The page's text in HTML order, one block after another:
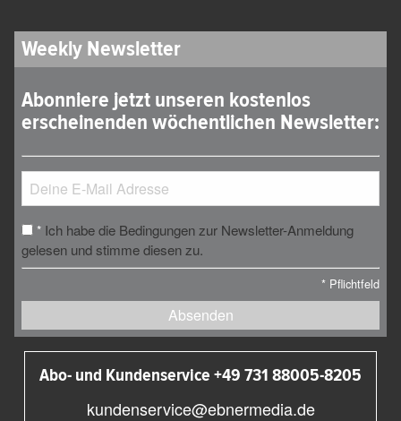
Weekly Newsletter
Abonniere jetzt unseren kostenlos
erscheinenden wöchentlichen Newsletter:
* Ich habe die Bedingungen zur Newsletter-Anmeldung
gelesen und stimme diesen zu.
* Pflichtfeld
Absenden
Abo- und Kundenservice +49 731 88005-8205
kundenservice@ebnermedia.de